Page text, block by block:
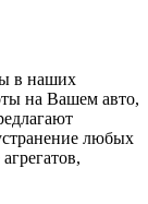
в наших
на Вашем авто,
любых